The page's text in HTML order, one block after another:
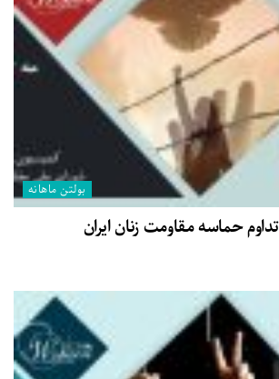
بولتن ماهانه